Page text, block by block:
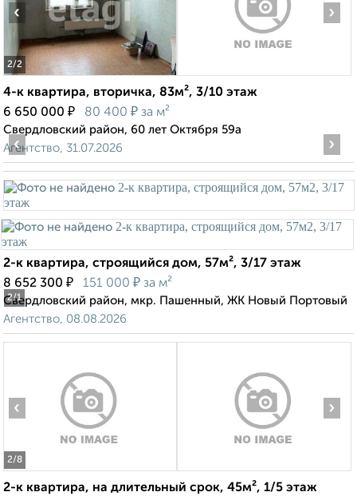
2/2
‹ ›
4-к квартира, вторичка, 83м², 3/10 этаж
6 650 000 ₽ 80 400 ₽ за м²
Свердловский район, 60 лет Октября 59а
Агентство, 31.07.2026
2/1
‹ ›
2-к квартира, строящийся дом, 57м², 3/17 этаж
8 652 300 ₽ 151 000 ₽ за м²
Свердловский район, мкр. Пашенный, ЖК Новый Портовый
Агентство, 08.08.2026
2/8
‹ ›
2-к квартира, на длительный срок, 45м², 1/5 этаж